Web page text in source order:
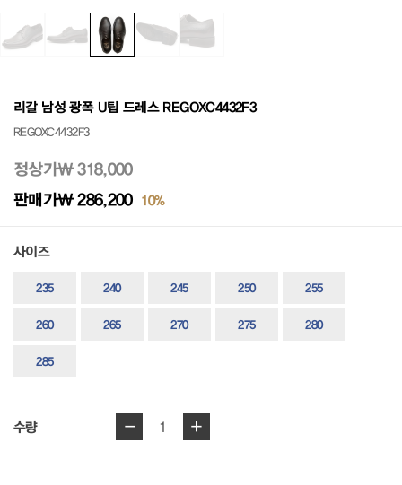
리갈 남성 광폭 U팁 드레스 REGOXC4432F3
REGOXC4432F3
정상가₩ 318,000
판매가₩ 286,200 10%
사이즈
235 240 245 250 255
260 265 270 275 280
285
수량 - 1 +